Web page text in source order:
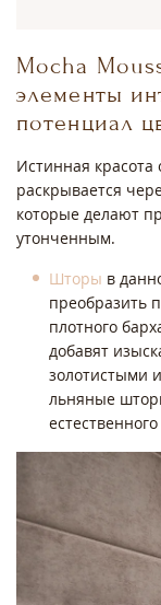
Mocha
элементы
потенциал
Истинная красота
раскрывается
которые делают
утонченным.
Шторы в
преобразить
плотного
добавят
золотистыми
льняные